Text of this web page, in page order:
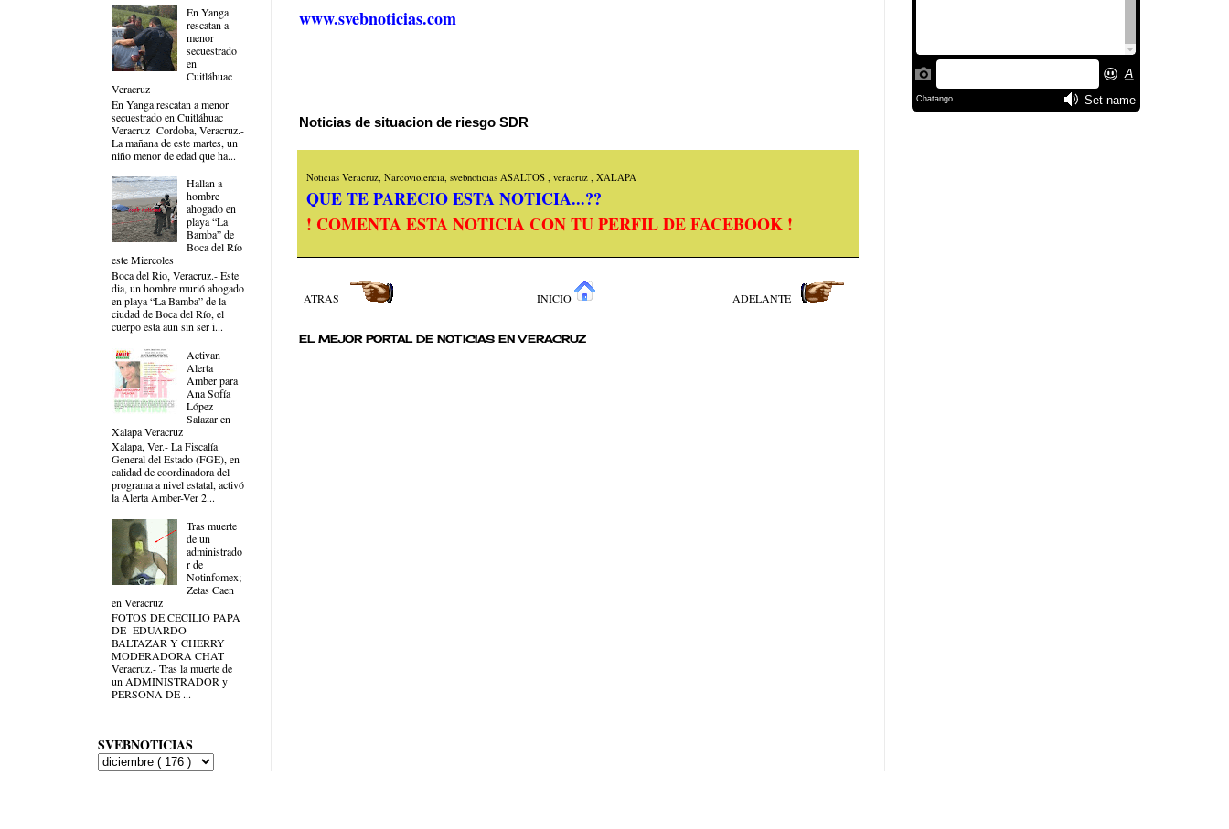
www.svebnoticias.com
Noticias de situacion de riesgo SDR
Noticias Veracruz, Narcoviolencia, svebnoticias ASALTOS , veracruz , XALAPA
QUE TE PARECIO ESTA NOTICIA...??
! COMENTA ESTA NOTICIA CON TU PERFIL DE FACEBOOK !
ATRAS ADELANTE
INICIO
EL MEJOR PORTAL DE NOTICIAS EN VERACRUZ
En Yanga
rescatan a
menor
secuestrado
en
Cuitláhuac
Veracruz
En Yanga rescatan a menor
secuestrado en Cuitláhuac
Veracruz Cordoba, Veracruz.-
La mañana de este martes, un
niño menor de edad que ha...
Hallan a
hombre
ahogado en
playa “La
Bamba” de
Boca del Río
este Miercoles
Boca del Rio, Veracruz.- Este
dia, un hombre murió ahogado
en playa “La Bamba” de la
ciudad de Boca del Río, el
cuerpo esta aun sin ser i...
Activan
Alerta
Amber para
Ana Sofía
López
Salazar en
Xalapa Veracruz
Xalapa, Ver.- La Fiscalía
General del Estado (FGE), en
calidad de coordinadora del
programa a nivel estatal, activó
la Alerta Amber-Ver 2...
Tras muerte
de un
administrado
r de
Notinfomex;
Zetas Caen
en Veracruz
FOTOS DE CECILIO PAPA
DE EDUARDO
BALTAZAR Y CHERRY
MODERADORA CHAT
Veracruz.- Tras la muerte de
un ADMINISTRADOR y
PERSONA DE ...
SVEBNOTICIAS